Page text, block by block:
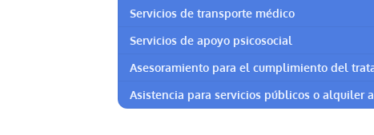
Servicios de transporte médico
Servicios de apoyo psicosocial
Asesoramiento para el cumplimiento del
Asistencia para servicios públicos o alquiler